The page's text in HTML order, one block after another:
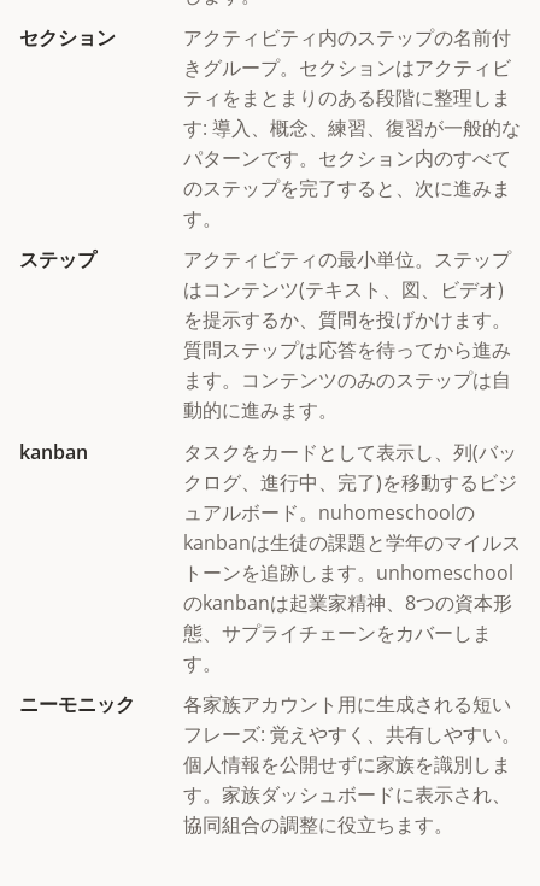
セクション
アクティビティ内のステップの名前付
きグループ。セクションはアクティビ
ティをまとまりのある段階に整理しま
す: 導入、概念、練習、復習が一般的な
パターンです。セクション内のすべて
のステップを完了すると、次に進みま
す。
ステップ
アクティビティの最小単位。ステップ
はコンテンツ(テキスト、図、ビデオ)
を提示するか、質問を投げかけます。
質問ステップは応答を待ってから進み
ます。コンテンツのみのステップは自
動的に進みます。
kanban
タスクをカードとして表示し、列(バッ
クログ、進行中、完了)を移動するビジ
ュアルボード。nuhomeschoolの
kanbanは生徒の課題と学年のマイルス
トーンを追跡します。unhomeschool
のkanbanは起業家精神、8つの資本形
態、サプライチェーンをカバーしま
す。
ニーモニック
各家族アカウント用に生成される短い
フレーズ: 覚えやすく、共有しやすい。
個人情報を公開せずに家族を識別しま
す。家族ダッシュボードに表示され、
協同組合の調整に役立ちます。